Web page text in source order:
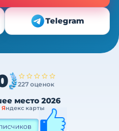
Telegram
227 оценок
место 2026
Яндекс карты